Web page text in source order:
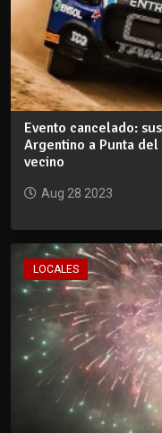
Evento cancelado:
Argentino a Punta
vecino
Aug 28 2023
LOCALES